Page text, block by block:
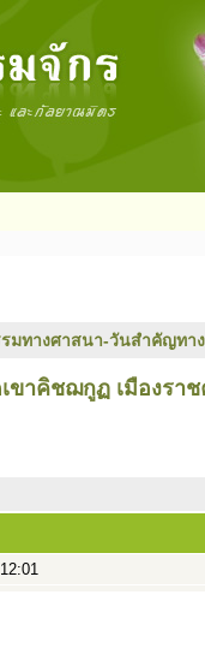
มทางศาสนา-วันสำคัญทา
ขาคิชฌกูฏ เมืองรา